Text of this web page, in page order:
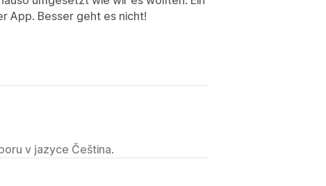
App. Besser geht es nicht!
v jazyce Čeština.